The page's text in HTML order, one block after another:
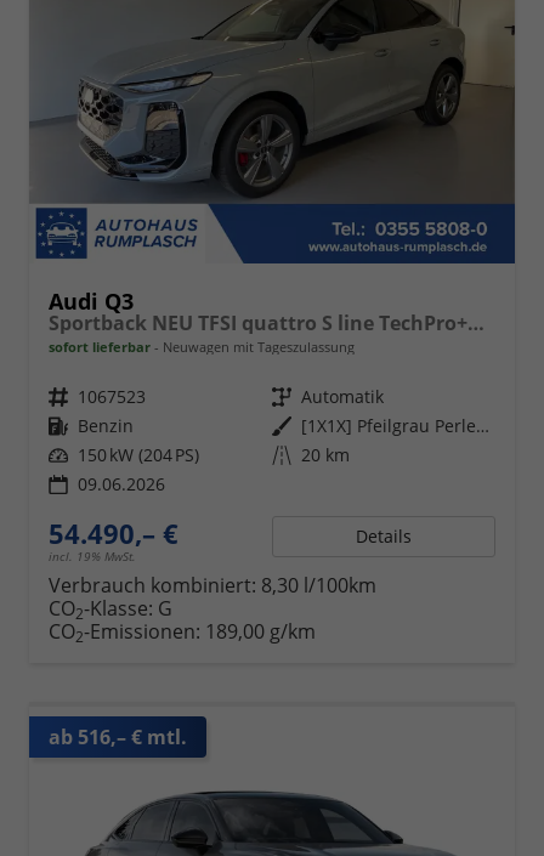
Audi Q3
Sportback NEU TFSI quattro S line TechPro+Matrix+AHK+Alu19+KlimaPlus+ExtSchwarz+DCC
sofort lieferbar Neuwagen mit Tageszulassung
Fahrzeugnr. 1067523 Getriebe Automatik
Kraftstoff Benzin Außenfarbe
[1X1X] Pfeilgrau Perleffekt
Leistung 150 kW (204 PS) Kilometerstand 20 km
09.06.2026
54.490,– €
incl. 19% MwSt.
Details
Verbrauch kombiniert: 8,30 l/100km
CO2-Klasse: G
CO2-Emissionen: 189,00 g/km
ab 516,– € mtl.